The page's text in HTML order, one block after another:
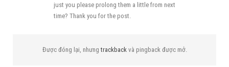
just you please prolong them a little from next
time? Thank you for the post.
Được đóng lại, nhưngtrackback và pingback được mở.